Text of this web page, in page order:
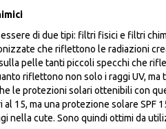
di due tipi: filtri fisici e filtri
che riflettono le radiazioni
pelle tanti piccoli specchi che
riflettono non solo i raggi UV,
le protezioni solari ottenibili con
al 15, ma una protezione solare SPF
nella cute. Sono quindi ottimi da